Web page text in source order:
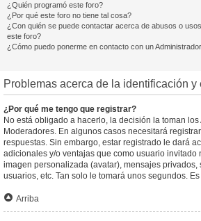
¿Quién programó este foro?
¿Por qué este foro no tiene tal cosa?
¿Con quién se puede contactar acerca de abusos o
este foro?
¿Cómo puedo ponerme en contacto con un
Problemas acerca de la identificación y
¿Por qué me tengo que registrar?
No está obligado a hacerlo, la decisión la toman
Moderadores. En algunos casos necesitará
respuestas. Sin embargo, estar registrado le dará
adicionales y/o ventajas que como usuario invitado
imagen personalizada (avatar), mensajes privados,
usuarios, etc. Tan solo le tomará unos segundos.
Arriba